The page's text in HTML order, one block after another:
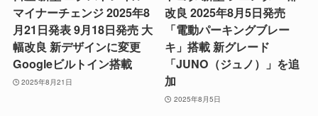
マイナーチェンジ 2025年8
月21日発表 9月18日発売 大
幅改良 新デザインに変更
Googleビルトイン搭載
2025年8月21日
改良 2025年8月5日発売
「電動パーキングブレー
キ」搭載 新グレード
「JUNO（ジュノ）」を追
加
2025年8月5日